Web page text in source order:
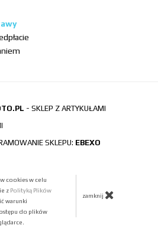
- SKLEP Z ARTYKUŁAMI
SKLEPU: EBEXO
cookies w celu
z Polityką Plików
warunki
do plików
zamknij